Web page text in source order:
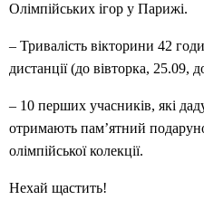
Олімпійських ігор у Парижі.
– Тривалість вікторини 42
дистанції (до вівторка, 25.09,
– 10 перших учасників, які
отримають памʼятний
олімпійської колекції.
Нехай щастить!